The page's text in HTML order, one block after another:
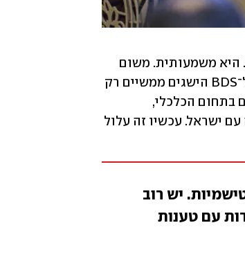
יש רוב
עם טענות